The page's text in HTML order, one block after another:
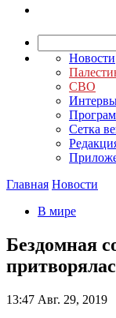
Новости
СВО
Сетка
Главная Новости
В мире
Бездомная
13:47 Авг. 29, 2019